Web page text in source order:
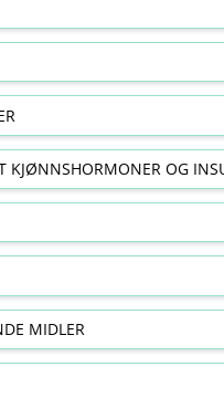
KJØNNSHORMONER OG
MIDLER